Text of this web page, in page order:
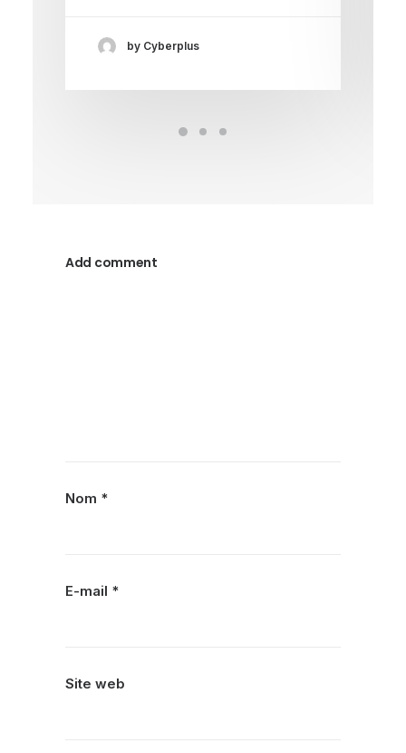
by Cyberplus
Add comment
Nom *
E-mail *
Site web